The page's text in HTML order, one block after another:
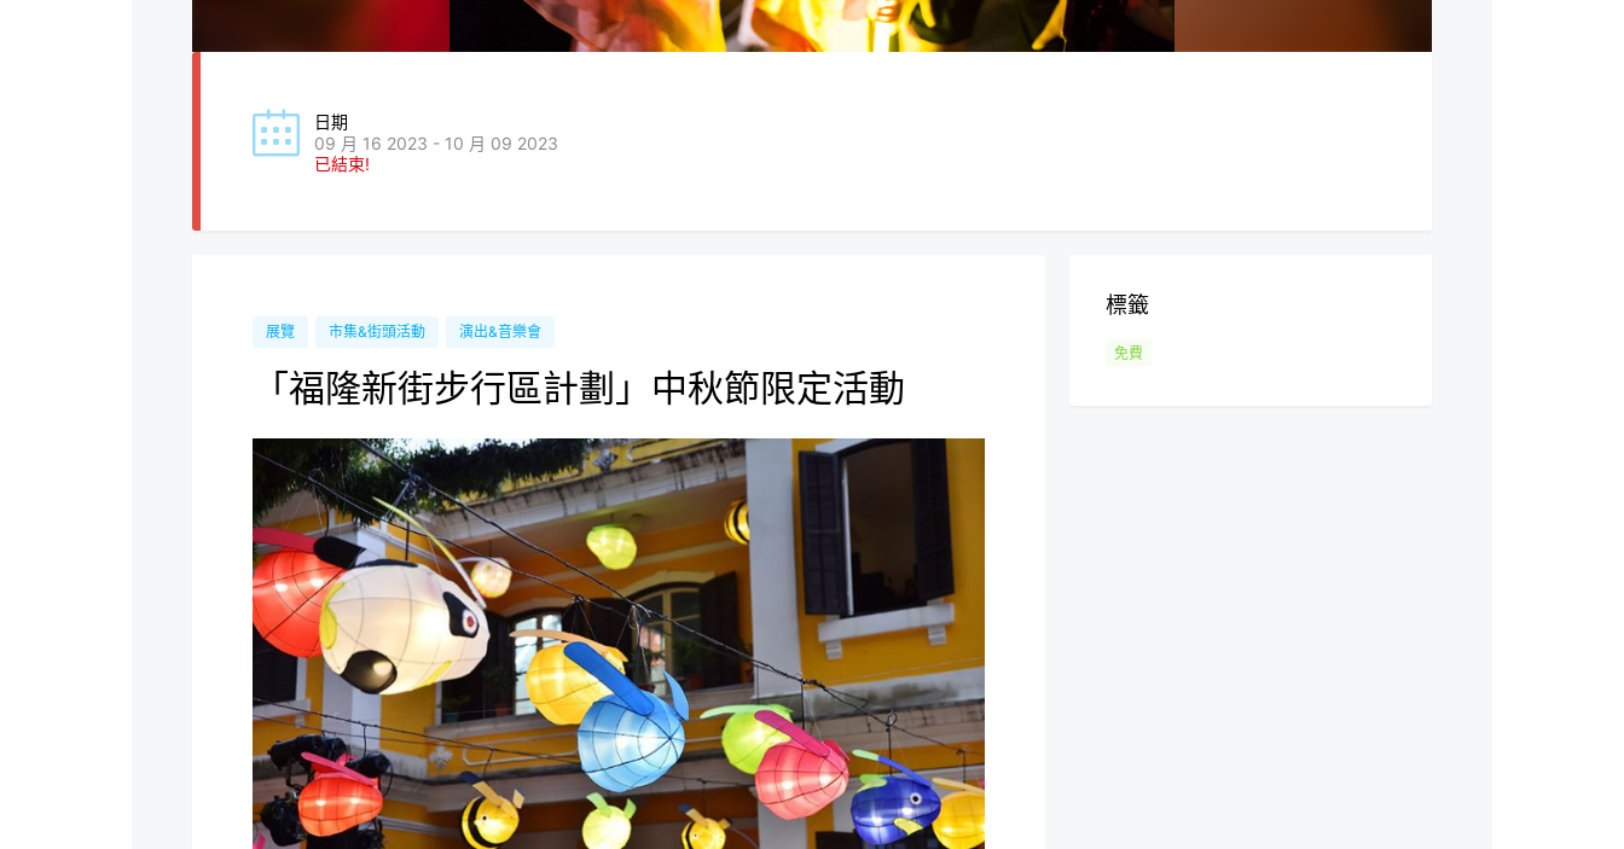
日期
09 月 16 2023 - 10 月 09 2023
已結束!
展覽 市集&街頭活動 演出&音樂會
「福隆新街步行區計劃」中秋節限定活動
標籤
免費